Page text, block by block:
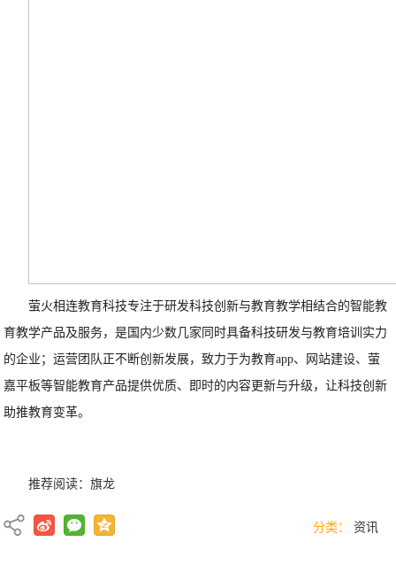
萤火相连教育科技专注于研发科技创新与教育教学相结合的智能教
育教学产品及服务，是国内少数几家同时具备科技研发与教育培训实力
的企业；运营团队正不断创新发展，致力于为教育app、网站建设、萤
嘉平板等智能教育产品提供优质、即时的内容更新与升级，让科技创新
助推教育变革。
推荐阅读：旗龙
分类： 资讯